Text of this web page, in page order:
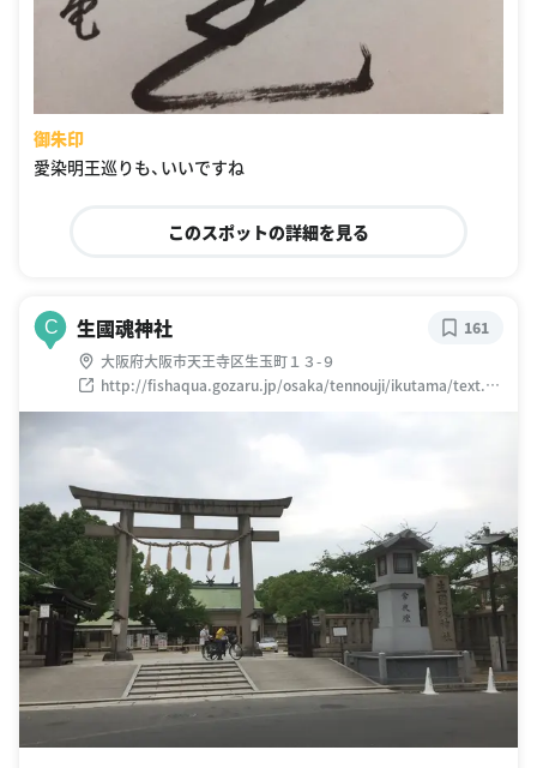
御朱印
愛染明王巡りも、いいですね
このスポットの詳細を見る
C 生國魂神社
大阪府大阪市天王寺区生玉町１３-９
http://fishaqua.gozaru.jp/osaka/tennouji/ikutama/text.ht
m
161